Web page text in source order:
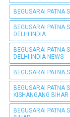
BEGUSARAI PATNA
BEGUSARAI PATNA
DELHI INDIA
BEGUSARAI PATNA
DELHI INDIA NEWS
BEGUSARAI PATNA
BEGUSARAI PATNA
KISHANGANG
BEGUSARAI PATNA